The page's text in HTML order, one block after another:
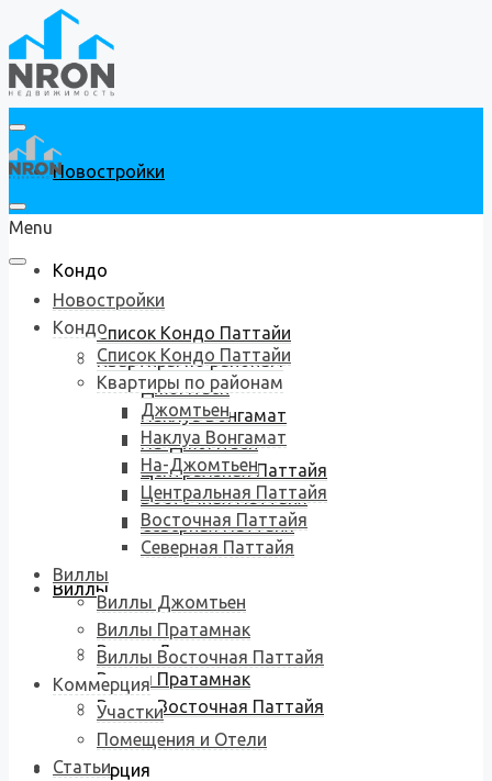
Новостройки
Кондо
Список Кондо Паттайи
Квартиры по районам
Джомтьен
Наклуа Вонгамат
На-Джомтьен
Центральная Паттайя
Восточная Паттайя
Северная Паттайя
Виллы
Виллы Джомтьен
Виллы Пратамнак
Виллы Восточная Паттайя
Коммерция
Menu
Новостройки
Кондо
Список Кондо Паттайи
Квартиры по районам
Джомтьен
Наклуа Вонгамат
На-Джомтьен
Центральная Паттайя
Восточная Паттайя
Северная Паттайя
Виллы
Виллы Джомтьен
Виллы Пратамнак
Виллы Восточная Паттайя
Коммерция
Участки
Помещения и Отели
Статьи